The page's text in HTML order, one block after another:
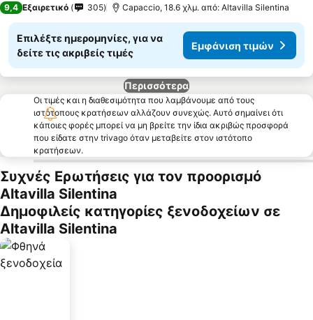
9,4 Εξαιρετικό 305 Capaccio, 18.6 χλμ. από: Altavilla Silentina
Επιλέξτε ημερομηνίες, για να
δείτε τις ακριβείς τιμές
Εμφάνιση τιμών
Περισσότερα
Οι τιμές και η διαθεσιμότητα που λαμβάνουμε από τους
ιστότοπους κρατήσεων αλλάζουν συνεχώς. Αυτό σημαίνει ότι
κάποιες φορές μπορεί να μη βρείτε την ίδια ακριβώς προσφορά
που είδατε στην trivago όταν μεταβείτε στον ιστότοπο
κρατήσεων.
Συχνές Ερωτήσεις για τον προορισμό
Altavilla Silentina
Δημοφιλείς κατηγορίες ξενοδοχείων σε
Altavilla Silentina